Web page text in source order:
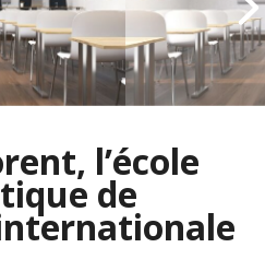
Prenez le
carrière
l’école
de